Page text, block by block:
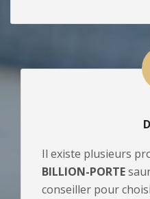
Il existe plusieurs
BILLION-PORTE
conseiller pour